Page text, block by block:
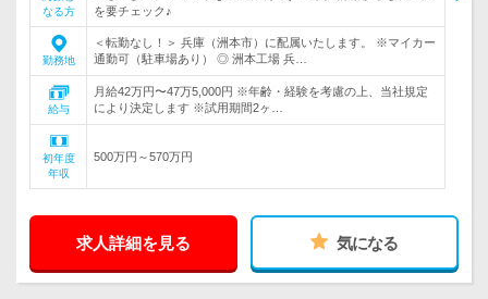
なる方
を要チェック♪
勤務地
＜転勤なし！＞ 兵庫（洲本市）に配属いたします。 ※マイカー
通勤可（駐車場あり） ◎ 洲本工場 兵…
給与
月給42万円〜47万5,000円 ※年齢・経験を考慮の上、当社規定
により決定します ※試用期間2ヶ…
初年度
年収
500万円～570万円
求人詳細を見る 気になる